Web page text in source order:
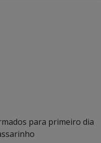
para primeiro dia